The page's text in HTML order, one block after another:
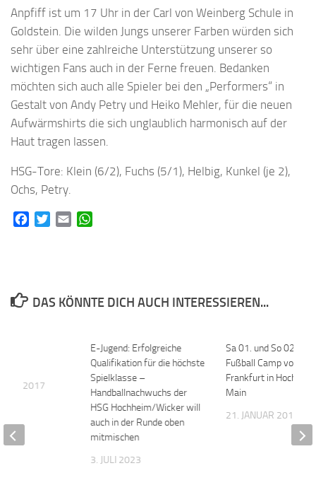
Anpfiff ist um 17 Uhr in der Carl von Weinberg Schule in
Goldstein. Die wilden Jungs unserer Farben würden sich
sehr über eine zahlreiche Unterstützung unserer so
wichtigen Fans auch in der Ferne freuen. Bedanken
möchten sich auch alle Spieler bei den „Performers“ in
Gestalt von Andy Petry und Heiko Mehler, für die neuen
Aufwärmshirts die sich unglaublich harmonisch auf der
Haut tragen lassen.
HSG-Tore: Klein (6/2), Fuchs (5/1), Helbig, Kunkel (je 2),
Ochs, Petry.
FacebookTwitterEmail
DAS KÖNNTE DICH AUCH INTERESSIEREN...
E-Jugend: Erfolgreiche
Qualifikation für die höchste
Spielklasse –
Handballnachwuchs der
HSG Hochheim/Wicker will
auch in der Runde oben
mitmischen
3. JULI 2023
Sa 01. und So 02.
Fußball Camp von
Frankfurt in
Main
21. JANUAR 2017
2017